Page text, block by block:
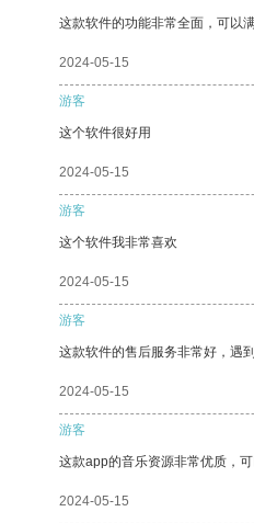
这款软件的功能非常全面，可以
2024-05-15
游客
这个软件很好用
2024-05-15
游客
这个软件我非常喜欢
2024-05-15
游客
这款软件的售后服务非常好，遇
2024-05-15
游客
这款app的音乐资源非常优质，
2024-05-15